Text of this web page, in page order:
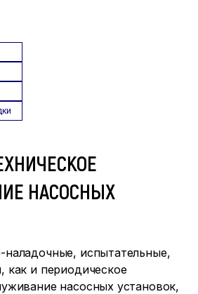
НАСОСНЫХ
испытательные,
как и периодическое
насосных установок,